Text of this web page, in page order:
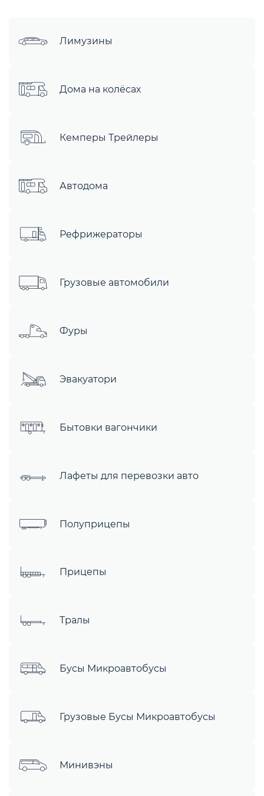
Лимузины
Дома на колёсах
Кемперы Трейлеры
Автодома
Рефрижераторы
Грузовые автомобили
Фуры
Эвакуатори
Бытовки вагончики
Лафеты для перевозки авто
Полуприцепы
Прицепы
Тралы
Бусы Микроавтобусы
Грузовые Бусы Микроавтобусы
Минивэны